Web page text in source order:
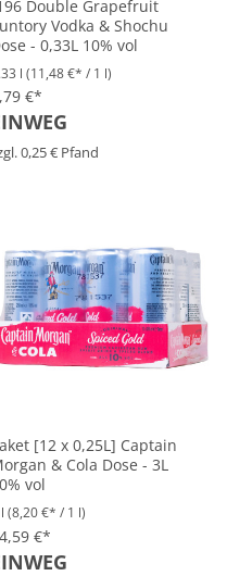
von 5 Sternen
Double Grapefruit
Vodka & Shochu
- 0,33L 10% vol
l (11,48 €* / 1 l)
€*
0,25 € Pfand
[12 x 0,25L] Captain
& Cola Dose - 3L
vol
(8,20 €* / 1 l)
€*